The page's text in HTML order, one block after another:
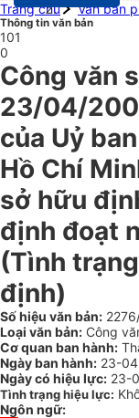
Trang chủ
Văn bản
Thông tin văn bản
101
0
Công văn
23/04/
của Uỷ
Hồ Chí
sở hữu
định đoạt
(Tình
định)
Số hiệu văn bản:
Loại văn bản: Công
Cơ quan ban hành:
Ngày ban hành: 23-
Ngày có hiệu lực: 23-
Tình trạng hiệu lực:
Ngôn ngữ: